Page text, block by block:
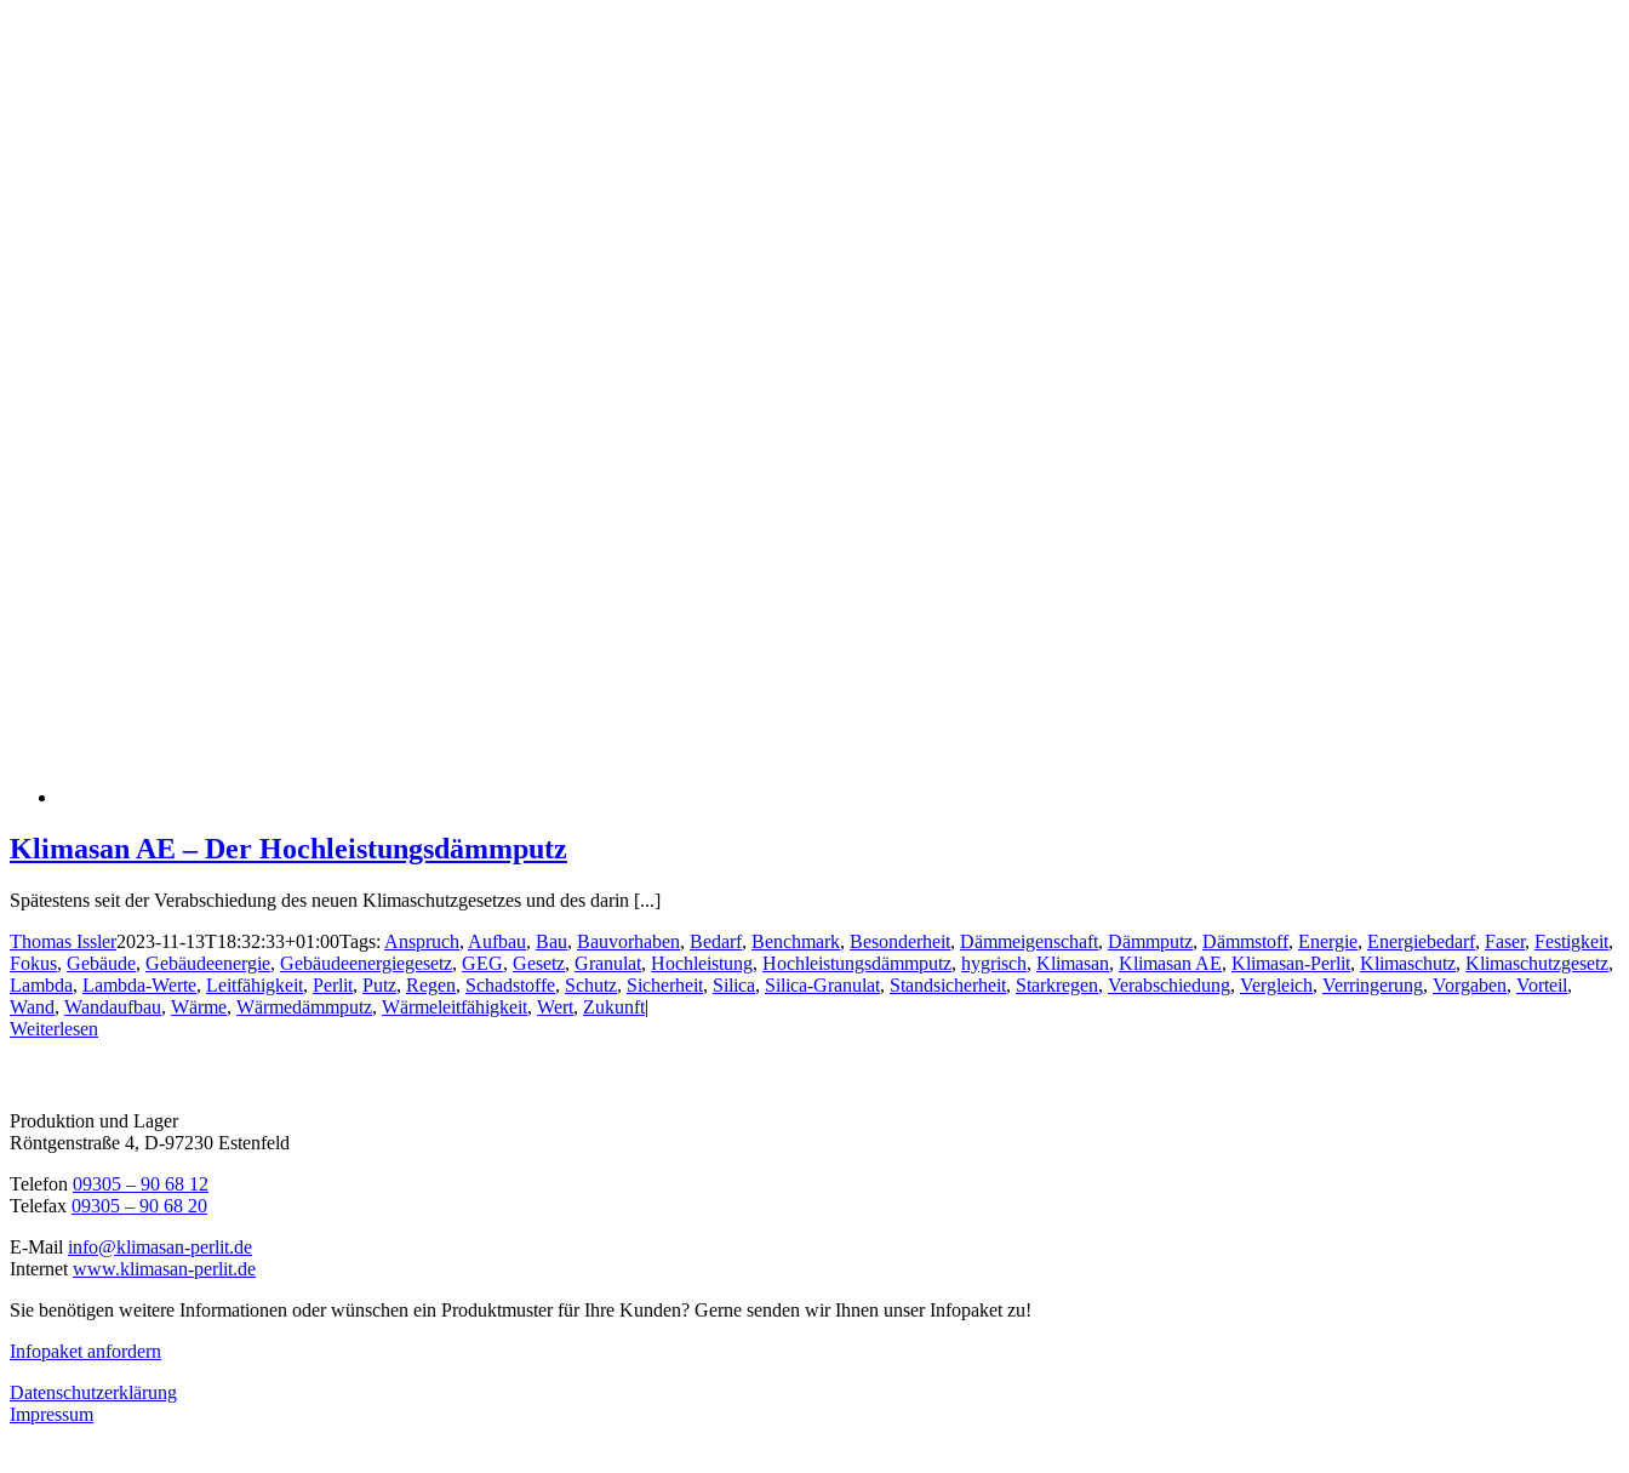
Klimasan AE – Der Hochleistungsdämmputz
Spätestens seit der Verabschiedung des neuen Klimaschutzgesetzes und des darin [...]
Thomas Issler2023-11-13T18:32:33+01:00Tags: Anspruch, Aufbau, Bau, Bauvorhaben, Bedarf, Benchmark, Besonderheit, Dämmeigenschaft, Dämmputz, Dämmstoff, Energie, Energiebedarf, Faser, Festigkeit,
Fokus, Gebäude, Gebäudeenergie, Gebäudeenergiegesetz, GEG, Gesetz, Granulat, Hochleistung, Hochleistungsdämmputz, hygrisch, Klimasan, Klimasan AE, Klimasan-Perlit, Klimaschutz, Klimaschutzgesetz,
Lambda, Lambda-Werte, Leitfähigkeit, Perlit, Putz, Regen, Schadstoffe, Schutz, Sicherheit, Silica, Silica-Granulat, Standsicherheit, Starkregen, Verabschiedung, Vergleich, Verringerung, Vorgaben, Vorteil,
Wand, Wandaufbau, Wärme, Wärmedämmputz, Wärmeleitfähigkeit, Wert, Zukunft|
Weiterlesen
Produktion und Lager
Röntgenstraße 4, D-97230 Estenfeld
Telefon 09305 – 90 68 12
Telefax 09305 – 90 68 20
E-Mail info@klimasan-perlit.de
Internet www.klimasan-perlit.de
Sie benötigen weitere Informationen oder wünschen ein Produktmuster für Ihre Kunden? Gerne senden wir Ihnen unser Infopaket zu!
Infopaket anfordern
Datenschutzerklärung
Impressum